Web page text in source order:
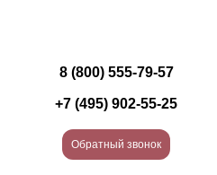
8 (800) 555-79-57
+7 (495) 902-55-25
Обратный звонок